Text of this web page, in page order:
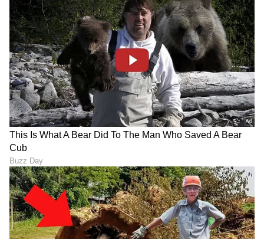
ABOUT THE AUTHOR
PD Pavna Das
ಮೂಲತಃ ಮಂಗಳೂರಿನವಳು. ಮಂಗಳೂರು ವಿಶ್ವವಿದ್ಯಾನಿಲಯದ
ಪತ್ರಿಕೋದ್ಯಮದ ಸ್ನಾತಕೋತ್ತರ ಪದವಿ . ಕಳೆದ 12 ವರ್ಷಗಳಿಂದ
ಪತ್ರಿಕೆ ಹಾಗೂ ಡಿಜಿಟಲ್ ಮಾಧ್ಯಮಗಳಲ್ಲಿ ಕೆಲಸ . ಸುದ್ದಿ ಬಿಡುಗಡೆ,
ಗಲ್ಫ್ ಕನ್ನಡಿಗ, ಈ ಟಿವಿ ಭಾರತ್, ಕನ್ನಡ ನ್ಯೂಸ್ ನೌ,
ವಿಜಯಕರ್ನಾಟಕದಲ್ಲಿ ಕೆಲಸ ಮಾಡಿದ ಅನುಭವ. ಈಗ ಏಷ್ಯಾನೆಟ್
ಸುವರ್ಣದಲ್ಲಿ ಫ್ರೀಲಾನ್ಸರ್ . ಮನೋರಂಜನೆ, ಲೈಫ್ ಸ್ಟೈಲ್, ಟ್ರಾವೆಲ್
ಬರವಣಿಗೆ ಇಷ್ಟ.
ಮನರಂಜನಾ ಸುದ್ದಿ ಸಿನಿಮಾ ಓಟಿಟಿ ಬಾಲಿವುಡ್
ಕನ್ನಡ ಸಿನಿಮಾ (Kannada Cinema News), ಟಿವಿ
ಕಾರ್ಯಕ್ರಮಗಳು (Kannada TV Shows), ಸೆಲೆಬ್ರಿಟಿ
ಸುದ್ದಿಗಳು ಮತ್ತು ಇತ್ತೀಚಿನ ಸುದ್ದಿಗಳಿಗಾಗಿ ಏಷ್ಯಾನೆಟ್
ಸುವರ್ಣ ನ್ಯೂಸ್‌ನಲ್ಲಿ ಮನರಂಜನಾ ವಿಭಾಗ ನೋಡಿ.